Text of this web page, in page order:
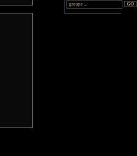
________________